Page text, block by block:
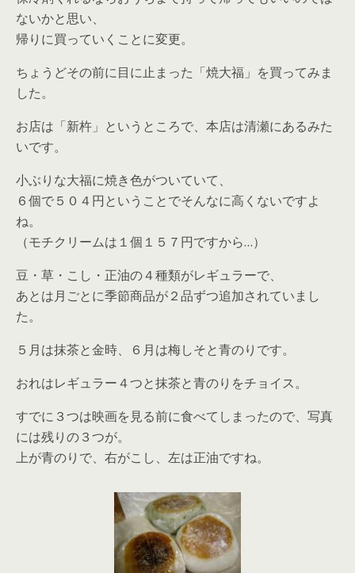
ないかと思い、
帰りに買っていくことに変更。
ちょうどその前に目に止まった「焼大福」を買ってみま
した。
お店は「新杵」というところで、本店は清瀬にあるみた
いです。
小ぶりな大福に焼き色がついていて、
６個で５０４円ということでそんなに高くないですよ
ね。
（モチクリームは１個１５７円ですから…）
豆・草・こし・正油の４種類がレギュラーで、
あとは月ごとに季節商品が２品ずつ追加されていまし
た。
５月は抹茶と金時、６月は梅しそと青のりです。
おれはレギュラー４つと抹茶と青のりをチョイス。
すでに３つは映画を見る前に食べてしまったので、写真
には残りの３つが。
上が青のりで、右がこし、左は正油ですね。